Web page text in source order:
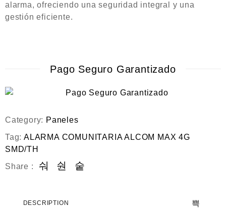
alarma, ofreciendo una seguridad integral y una
gestión eficiente.
Pago Seguro Garantizado
Category: Paneles
Tag: ALARMA COMUNITARIA ALCOM MAX 4G
SMD/TH
Share :
DESCRIPTION